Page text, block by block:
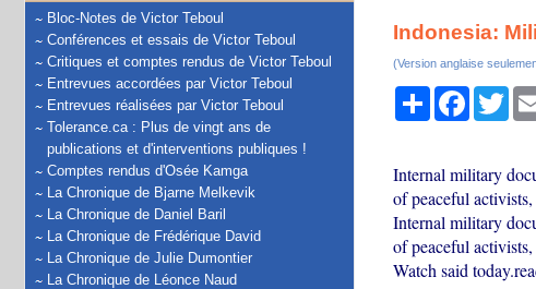
Bloc-Notes de Victor Teboul
Conférences et essais de Victor Teboul
Critiques et comptes rendus de Victor Teboul
Entrevues accordées par Victor Teboul
Entrevues réalisées par Victor Teboul
Tolerance.ca : Plus de vingt ans de
publications et d'interventions publiques !
Comptes rendus d'Osée Kamga
La Chronique de Bjarne Melkevik
La Chronique de Daniel Baril
La Chronique de Frédérique David
La Chronique de Julie Dumontier
La Chronique de Léonce Naud
Indonesia:
(Version anglaise
Partager
Internal military
of peaceful
Internal military
of peaceful
Watch said